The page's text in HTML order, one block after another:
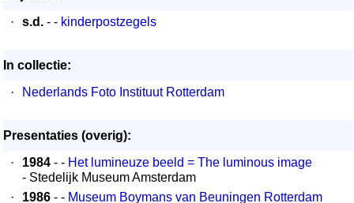
·
s.d. - - kinderpostzegels
In collectie:
·
Nederlands Foto Instituut Rotterdam
Presentaties (overig):
·
1984 - - Het lumineuze beeld = The luminous image
- Stedelijk Museum Amsterdam
·
1986 - - Museum Boymans van Beuningen Rotterdam